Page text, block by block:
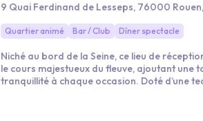
9 Quai Ferdinand de Lesseps, 76000
Quartier animé Bar / Club Dîner spectacle
Niché au bord de la Seine, ce lieu de
le cours majestueux du fleuve, ajoutant une
tranquillité à chaque occasion. Doté d’une